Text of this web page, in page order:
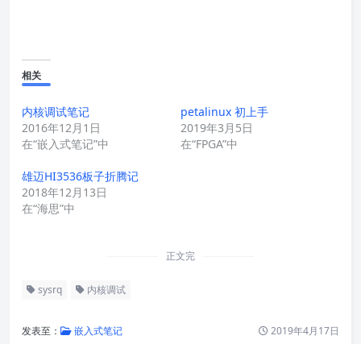
相关
内核调试笔记
2016年12月1日
在“嵌入式笔记”中
petalinux 初上手
2019年3月5日
在“FPGA”中
雄迈HI3536板子折腾记
2018年12月13日
在“海思”中
正文完
sysrq 内核调试
发表至： 嵌入式笔记 2019年4月17日